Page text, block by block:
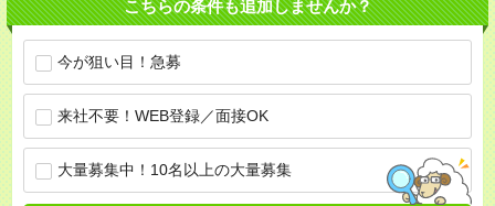
こちらの条件も追加しませんか？
今が狙い目！急募
来社不要！WEB登録／面接OK
大量募集中！10名以上の大量募集